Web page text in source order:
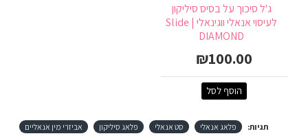
ג'ל סיכוך על בסיס סיליקון
לעיסוי אנאלי ווגינאלי | Slide
DIAMOND
₪100.00
הוסף לסל
תגיות: פלאג אנאלי סט אנאלי פלאג סיליקון
אביזרי מין אנאליים